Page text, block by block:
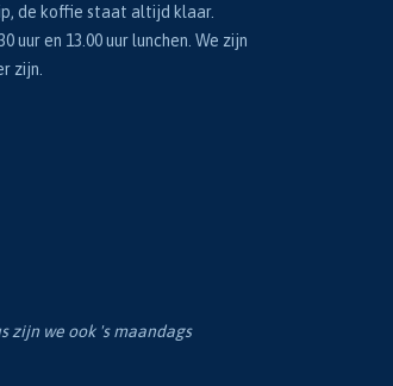
de koffie staat altijd klaar.
uur en 13.00 uur lunchen. We zijn
zijn.
zijn we ook 's maandags